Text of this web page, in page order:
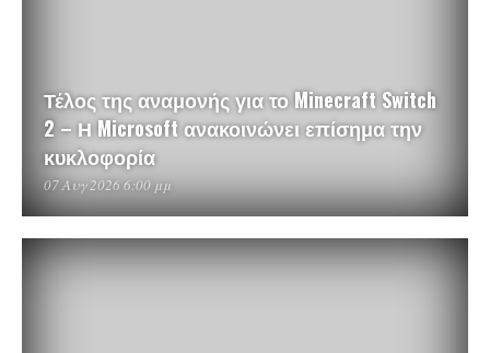
Τέλος της αναμονής για το Minecraft Switch
2 – Η Microsoft ανακοινώνει επίσημα την
κυκλοφορία
07 Αυγ 2026 6:00 μμ